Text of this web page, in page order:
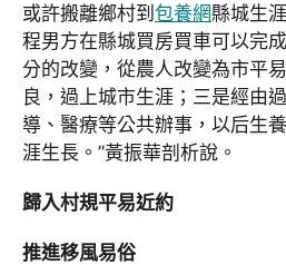
或許搬離鄉村到 包養網縣城生
程男方在縣城買房買車可以完
分的改變，從農人改變為市平
良，過上城市生涯；三是經由
導、醫療等公共辦事，以后生
涯生長。”黃振華剖析說。
歸入村規平易近約
推進移風易俗